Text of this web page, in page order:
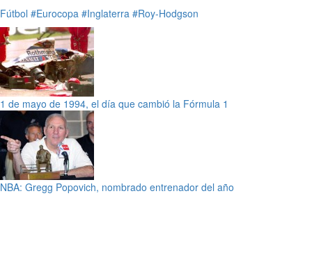
Fútbol #Eurocopa #Inglaterra #Roy-Hodgson
1 de mayo de 1994, el día que cambió la Fórmula 1
NBA: Gregg Popovich, nombrado entrenador del año